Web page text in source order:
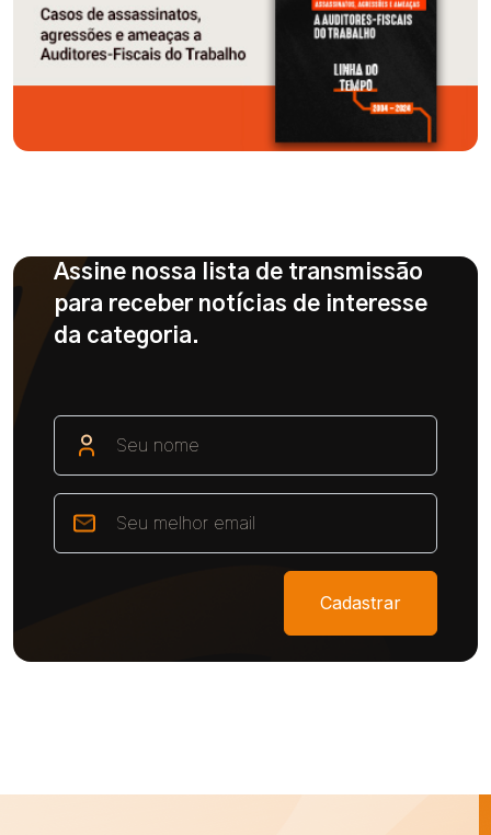
Assine nossa lista de transmissão
para receber notícias de interesse
da categoria.
Cadastrar